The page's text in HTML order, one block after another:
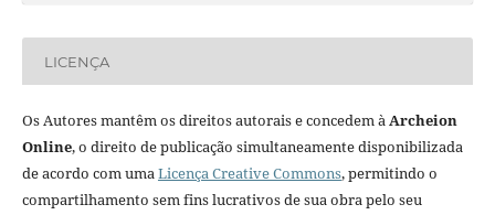
LICENÇA
Os Autores mantêm os direitos autorais e concedem àArcheion
Online, o direito de publicação simultaneamente disponibilizada
de acordo com umaLicença Creative Commons, permitindo o
compartilhamento sem fins lucrativos de sua obra pelo seu